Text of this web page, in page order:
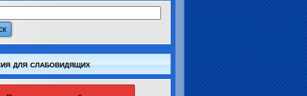
для слабовидящих